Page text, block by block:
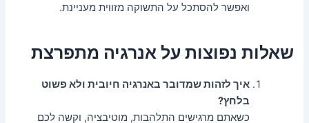
ואפשר להסתכל על התשוקה מזווית מעניינת.
שאלות נפוצות על אנרגיה מתפרצת
איך לזהות שמדובר באנרגיה חיובית ולא פשוט
בלחץ?
כשאתם מרגישים התלהבות, מוטיבציה, וקשה לכם